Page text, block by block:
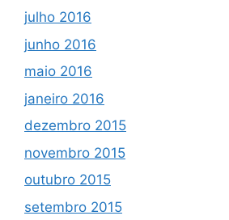
julho 2016
junho 2016
maio 2016
janeiro 2016
dezembro 2015
novembro 2015
outubro 2015
setembro 2015